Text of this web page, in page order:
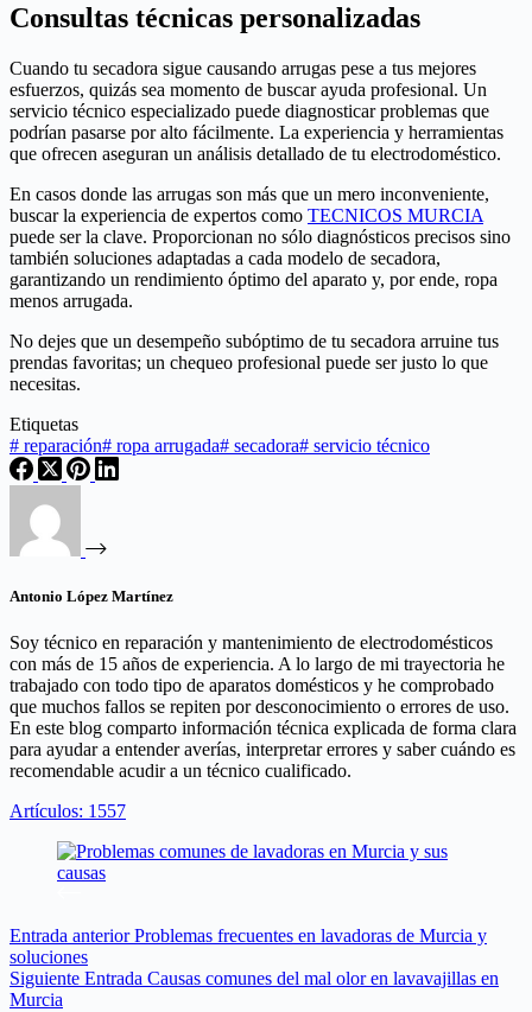
Consultas técnicas personalizadas
Cuando tu secadora sigue causando arrugas pese a tus mejores
esfuerzos, quizás sea momento de buscar ayuda profesional. Un
servicio técnico especializado puede diagnosticar problemas que
podrían pasarse por alto fácilmente. La experiencia y herramientas
que ofrecen aseguran un análisis detallado de tu electrodoméstico.
En casos donde las arrugas son más que un mero inconveniente,
buscar la experiencia de expertos como TECNICOS MURCIA
puede ser la clave. Proporcionan no sólo diagnósticos precisos sino
también soluciones adaptadas a cada modelo de secadora,
garantizando un rendimiento óptimo del aparato y, por ende, ropa
menos arrugada.
No dejes que un desempeño subóptimo de tu secadora arruine tus
prendas favoritas; un chequeo profesional puede ser justo lo que
necesitas.
Etiquetas
# reparación# ropa arrugada# secadora# servicio técnico
Antonio López Martínez
Soy técnico en reparación y mantenimiento de electrodomésticos
con más de 15 años de experiencia. A lo largo de mi trayectoria he
trabajado con todo tipo de aparatos domésticos y he comprobado
que muchos fallos se repiten por desconocimiento o errores de uso.
En este blog comparto información técnica explicada de forma clara
para ayudar a entender averías, interpretar errores y saber cuándo es
recomendable acudir a un técnico cualificado.
Artículos: 1557
Entrada anteriorProblemas frecuentes en lavadoras de Murcia y
soluciones
Siguiente Entrada Causas comunes del mal olor en lavavajillas en
Murcia